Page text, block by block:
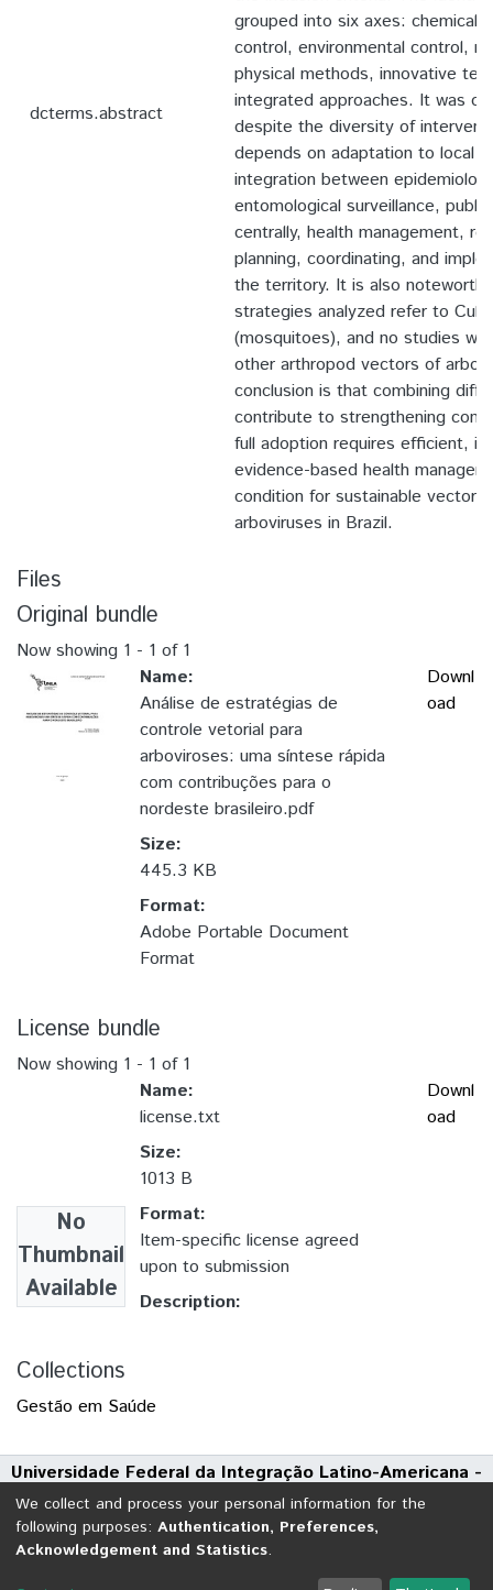
dcterms.abstract
grouped into six axes: chemical
control, environmental control,
physical methods, innovative
integrated approaches. It was
despite the diversity of
depends on adaptation to local
integration between
entomological surveillance,
centrally, health management,
planning, coordinating, and
the territory. It is also
strategies analyzed refer to
(mosquitoes), and no studies
other arthropod vectors of
conclusion is that combining
contribute to strengthening
full adoption requires efficient,
evidence-based health
condition for sustainable vector
arboviruses in Brazil.
Files
Original bundle
Now showing 1 - 1 of 1
Name:
Análise de estratégias de
controle vetorial para
arboviroses: uma síntese rápida
com contribuções para o
nordeste brasileiro.pdf
Size:
445.3 KB
Format:
Adobe Portable Document
Format
Downl
oad
License bundle
Now showing 1 - 1 of 1
No
Thumbnail
Available
Name:
license.txt
Size:
1013 B
Format:
Item-specific license agreed
upon to submission
Description:
Downl
oad
Collections
Gestão em Saúde
Universidade Federal da Integração Latino-Americana -
UNILA
Avenida Tarquínio Joslin dos Santos, 1000 - Polo Universitário
CEP: 85870-650 | Foz do Iguaçu - Paraná
We collect and process your personal information for the
following purposes: Authentication, Preferences,
Acknowledgement and Statistics.